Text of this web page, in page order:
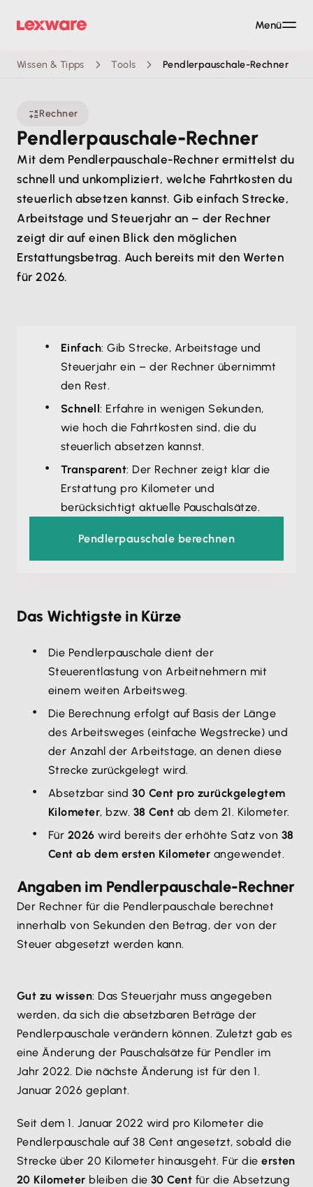
Wissen & Tipps Tools Pendlerpauschale-Rechner
Rechner
Pendlerpauschale-Rechner
Mit dem Pendlerpauschale-Rechner ermittelst du
schnell und unkompliziert, welche Fahrtkosten du
steuerlich absetzen kannst. Gib einfach Strecke,
Arbeitstage und Steuerjahr an – der Rechner
zeigt dir auf einen Blick den möglichen
Erstattungsbetrag. Auch bereits mit den Werten
für 2026.
Einfach: Gib Strecke, Arbeitstage und
Steuerjahr ein – der Rechner übernimmt
den Rest.
Schnell: Erfahre in wenigen Sekunden,
wie hoch die Fahrtkosten sind, die du
steuerlich absetzen kannst.
Transparent: Der Rechner zeigt klar die
Erstattung pro Kilometer und
berücksichtigt aktuelle Pauschalsätze.
Pendlerpauschale berechnen
Das Wichtigste in Kürze
Die Pendlerpauschale dient der
Steuerentlastung von Arbeitnehmern mit
einem weiten Arbeitsweg.
Die Berechnung erfolgt auf Basis der Länge
des Arbeitsweges (einfache Wegstrecke) und
der Anzahl der Arbeitstage, an denen diese
Strecke zurückgelegt wird.
Absetzbar sind30 Cent pro zurückgelegtem
Kilometer, bzw. 38 Cent ab dem 21. Kilometer.
Für 2026wird bereits der erhöhte Satz von 38
Cent ab dem ersten Kilometer angewendet.
Angaben im Pendlerpauschale-Rechner
Der Rechner für die Pendlerpauschale berechnet
innerhalb von Sekunden den Betrag, der von der
Steuer abgesetzt werden kann.
Gut zu wissen: Das Steuerjahr muss angegeben
werden, da sich die absetzbaren Beträge der
Pendlerpauschale verändern können. Zuletzt gab es
eine Änderung der Pauschalsätze für Pendler im
Jahr 2022. Die nächste Änderung ist für den 1.
Januar 2026 geplant.
Seit dem 1. Januar 2022 wird pro Kilometer die
Pendlerpauschale auf 38 Cent angesetzt, sobald die
Strecke über 20 Kilometer hinausgeht. Für dieersten
20 Kilometer bleiben die30 Cent für die Absetzung
Menü